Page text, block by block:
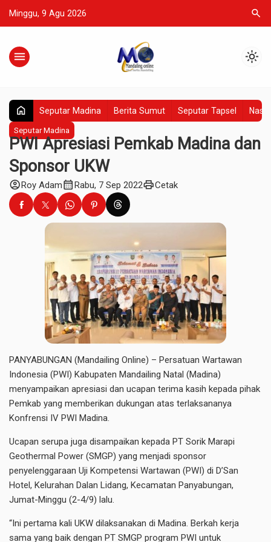
Minggu, 9 Agu 2026 search
menu light_mode
home Seputar Madina Berita Sumut Seputar Tapsel
Seputar Madina
PWI Apresiasi Pemkab Madina dan
Sponsor UKW
account_circleRoy Adamcalendar_monthRabu, 7 Sep 2022printCetak
PANYABUNGAN (Mandailing Online) – Persatuan Wartawan
Indonesia (PWI) Kabupaten Mandailing Natal (Madina)
menyampaikan apresiasi dan ucapan terima kasih kepada pihak
Pemkab yang memberikan dukungan atas terlaksananya
Konfrensi IV PWI Madina.
Ucapan serupa juga disampaikan kepada PT Sorik Marapi
Geothermal Power (SMGP) yang menjadi sponsor
penyelenggaraan Uji Kompetensi Wartawan (PWI) di D’San
Hotel, Kelurahan Dalan Lidang, Kecamatan Panyabungan,
Jumat-Minggu (2-4/9) lalu.
“Ini pertama kali UKW dilaksanakan di Madina. Berkah kerja
sama yang baik dengan PT SMGP program PWI untuk